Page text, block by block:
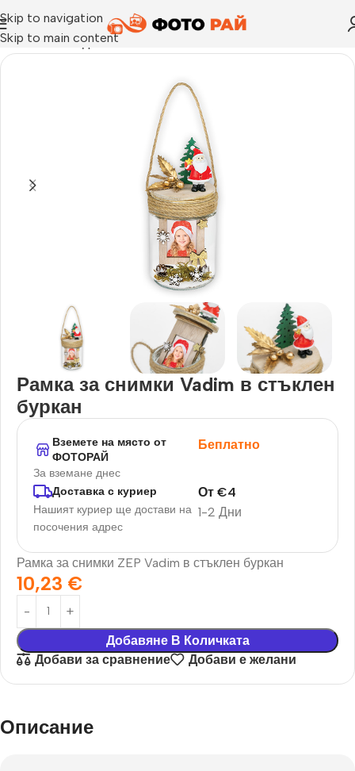
Skip to navigation
Skip to main content
Начало›Коледа›Рамка за снимки Vadim в стъклен буркан
Рамка за снимки Vadim в стъклен
буркан
Вземете на място от
ФОТОРАЙ
За вземане днес
Беплатно
Доставка с куриер
Нашият куриер ще достави на
посочения адрес
1-2 Дни
От€4
Рамка за снимки ZEP Vadim в стъклен буркан
10,23 €
Добавяне В Количката
Добави за сравнение
Добави е желани
Описание